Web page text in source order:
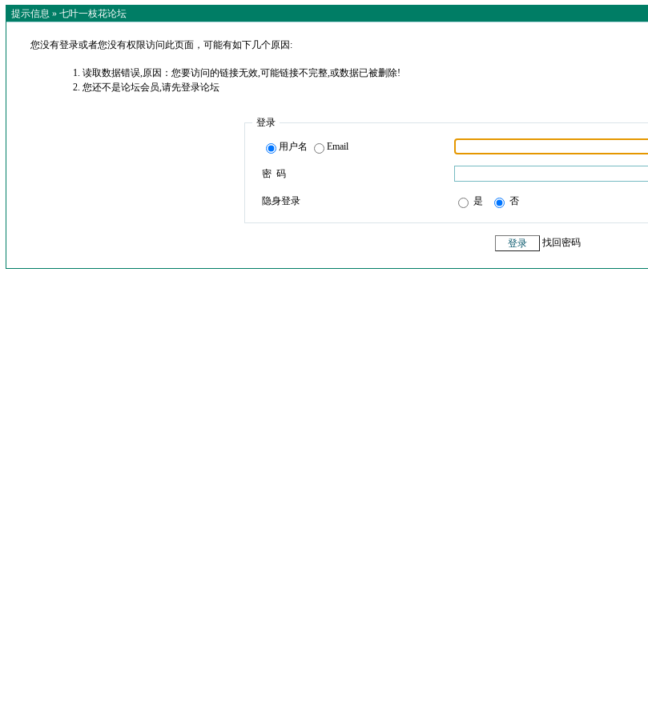
提示信息 » 七叶一枝花论坛
您没有登录或者您没有权限访问此页面，可能有如下几个原因:
读取数据错误,原因：您要访问的链接无效,可能链接不完整,或数据已被删除!
您还不是论坛会员,请先登录论坛
登录
用户名 Email
密 码
隐身登录 是 否
找回密码